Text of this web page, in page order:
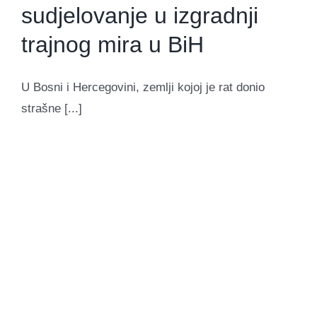
sudjelovanje u izgradnji
trajnog mira u BiH
U Bosni i Hercegovini, zemlji kojoj je rat donio
strašne [...]